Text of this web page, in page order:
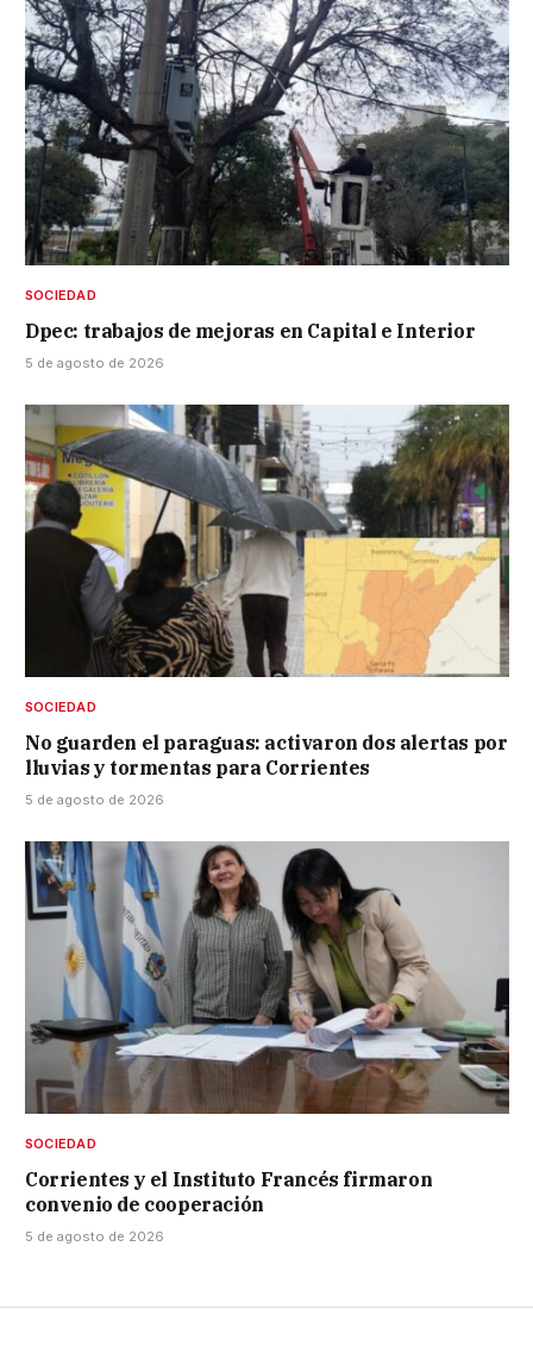
SOCIEDAD
Dpec: trabajos de mejoras en Capital e Interior
5 de agosto de 2026
SOCIEDAD
No guarden el paraguas: activaron dos alertas por
lluvias y tormentas para Corrientes
5 de agosto de 2026
SOCIEDAD
Corrientes y el Instituto Francés firmaron
convenio de cooperación
5 de agosto de 2026